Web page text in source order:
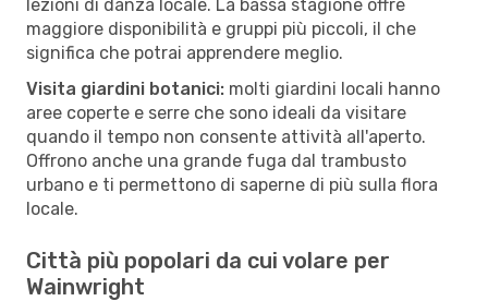
lezioni di danza locale. La bassa stagione offre
maggiore disponibilità e gruppi più piccoli, il che
significa che potrai apprendere meglio.
Visita giardini botanici: molti giardini locali hanno
aree coperte e serre che sono ideali da visitare
quando il tempo non consente attività all'aperto.
Offrono anche una grande fuga dal trambusto
urbano e ti permettono di saperne di più sulla flora
locale.
Città più popolari da cui volare per
Wainwright